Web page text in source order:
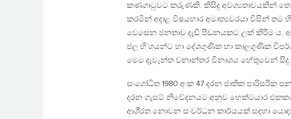
කණගාටුවට කරුණකි. කිසිදු අවශ්‍යතාවයකින්
කරමින් අදාළ විෂයභාර අමාත්‍යවරයා විසින්
වෙසෙන ජනතාව දැඩි පීඩනයකට ලක් කිරීම ය.
ජල හි`ගයන්ට හා දේශගුණික හා කාලගුණික
මෙම දැවැන්ත වනාන්තර විනාශය හේතුවෙන්
සංශෝධිත 1980 අංක 47 දරන ජාතික පාරිසරික
දරන ගැසට් නිවේදනයට අනුව හෙක්ටයාර එකකට
ආශි‍්‍රත නොවන සංවර්ධන කාර්යයක් සඳහා